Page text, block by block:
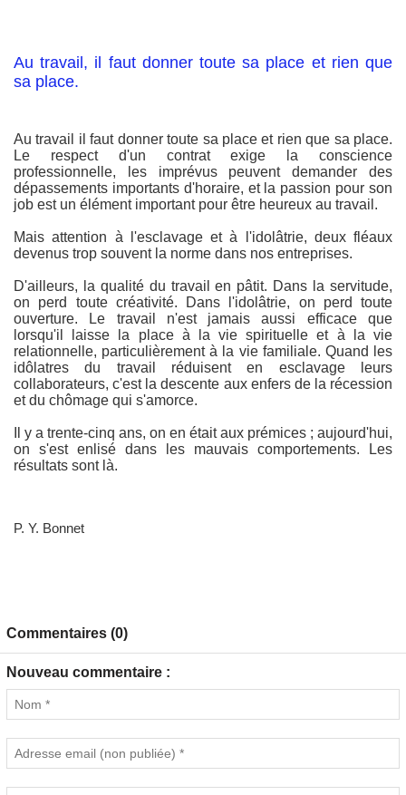
Au travail, il faut donner toute sa place et rien que
sa place.
Au travail il faut donner toute sa place et rien que sa place.
Le respect d'un contrat exige la conscience
professionnelle, les imprévus peuvent demander des
dépassements importants d'horaire, et la passion pour son
job est un élément important pour être heureux au travail.
Mais attention à l'esclavage et à l'idolâtrie, deux fléaux
devenus trop souvent la norme dans nos entreprises.
D'ailleurs, la qualité du travail en pâtit. Dans la servitude,
on perd toute créativité. Dans l'idolâtrie, on perd toute
ouverture. Le travail n'est jamais aussi efficace que
lorsqu'il laisse la place à la vie spirituelle et à la vie
relationnelle, particulièrement à la vie familiale. Quand les
idôlatres du travail réduisent en esclavage leurs
collaborateurs, c'est la descente aux enfers de la récession
et du chômage qui s'amorce.
Il y a trente-cinq ans, on en était aux prémices ; aujourd'hui,
on s'est enlisé dans les mauvais comportements. Les
résultats sont là.
P. Y. Bonnet
Commentaires (0)
Nouveau commentaire :